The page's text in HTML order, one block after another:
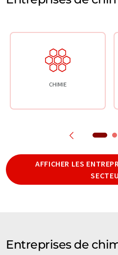
CHIMIE
AFFICHER LES
Entreprises de